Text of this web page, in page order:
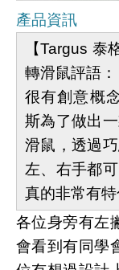
產品資訊
【Targus
轉滑鼠評語：
很有創意概
斯為了做出
滑鼠，透過
左、右手都
真的非常有特
各位身旁有左
會看到有同學